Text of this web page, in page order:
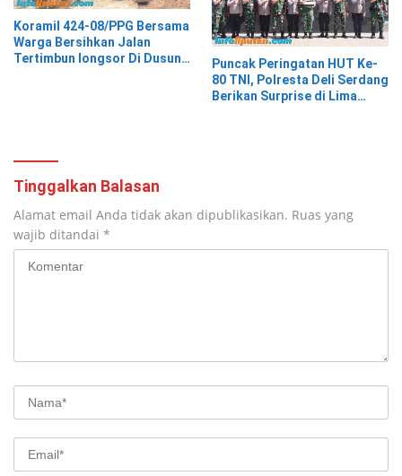
Koramil 424-08/PPG Bersama
Warga Bersihkan Jalan
Tertimbun longsor Di Dusun
Puncak Peringatan HUT Ke-
80 TNI, Polresta Deli Serdang
Berikan Surprise di Lima
Tinggalkan Balasan
Alamat email Anda tidak akan dipublikasikan. Ruas yang
wajib ditandai *